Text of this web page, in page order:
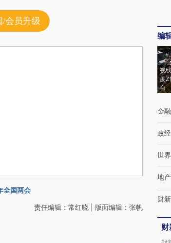
/会员升级
全国两会
责任编辑：常红晓 | 版面编辑：张帆
编
视
度Z
台
金融
政经
世界
地产
财